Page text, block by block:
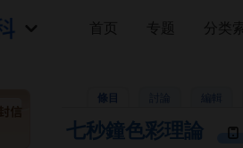
條目
七秒鐘色彩理論
首页 专题 分类